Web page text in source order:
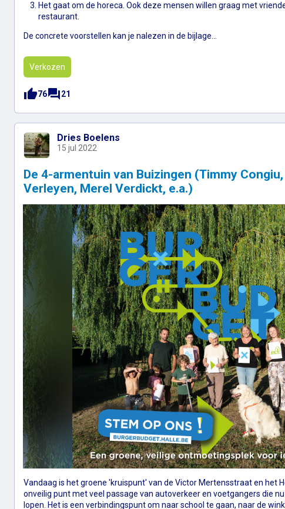
Het gaat om de horeca. Ook deze mensen willen graag met
restaurant.
De concrete voorstellen kan je nalezen in de bijlage…
Verkozen
thumb_up76forum21
Dries Boelens
15 jul 2022
De 4-armentuin van Buizingen (Timmy
Verleyen, Merel Verdickt, e.a.)
Vandaag is het groene 'kruispunt' van de Victor Mertensstraat en het
onveilig punt met veel passage van autoverkeer en voetgangers die
lopen. Het is een verbindingspunt om naar school te gaan, naar de